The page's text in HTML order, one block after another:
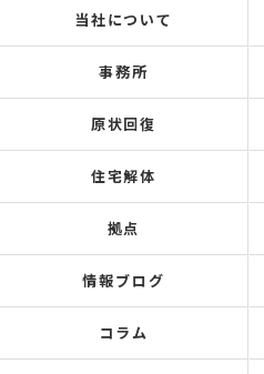
当社について
事務所
原状回復
住宅解体
拠点
情報ブログ
コラム